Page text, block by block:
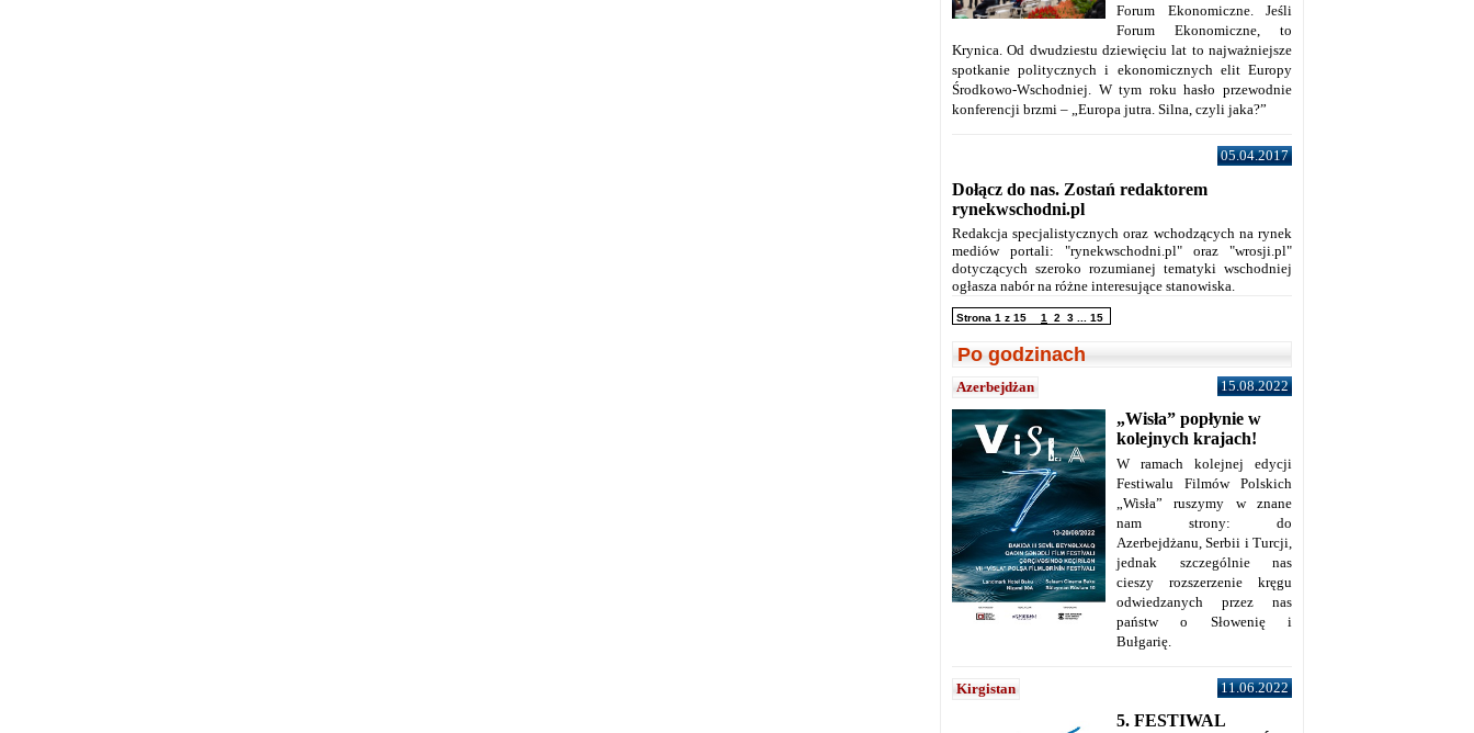
Forum Ekonomiczne. Jeśli
Forum Ekonomiczne, to
Krynica. Od dwudziestu dziewięciu lat to najważniejsze
spotkanie politycznych i ekonomicznych elit Europy
Środkowo-Wschodniej. W tym roku hasło przewodnie
konferencji brzmi – „Europa jutra. Silna, czyli jaka?”
05.04.2017
Dołącz do nas. Zostań redaktorem
rynekwschodni.pl
Redakcja specjalistycznych oraz wchodzących na rynek
mediów portali: "rynekwschodni.pl" oraz "wrosji.pl"
dotyczących szeroko rozumianej tematyki wschodniej
ogłasza nabór na różne interesujące stanowiska.
Strona 1 z 15 1 2 3 15
Po godzinach
Azerbejdżan 15.08.2022
„Wisła” popłynie w
kolejnych krajach!
W ramach kolejnej edycji
Festiwalu Filmów Polskich
„Wisła” ruszymy w znane
nam strony: do
Azerbejdżanu, Serbii i Turcji,
jednak szczególnie nas
cieszy rozszerzenie kręgu
odwiedzanych przez nas
państw o Słowenię i
Bułgarię.
Kirgistan 11.06.2022
5. FESTIWAL